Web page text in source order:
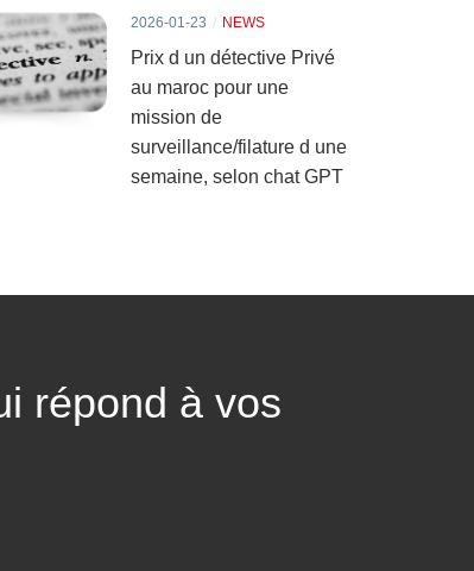
2026-01-23 NEWS
Prix d un détective Privé
au maroc pour une
mission de
surveillance/filature d une
semaine, selon chat GPT
répond à vos